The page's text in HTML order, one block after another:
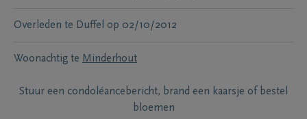
Overleden te Duffel op 02/10/2012
Woonachtig te Minderhout
Stuur een condoléancebericht, brand een kaarsje of bestel
bloemen